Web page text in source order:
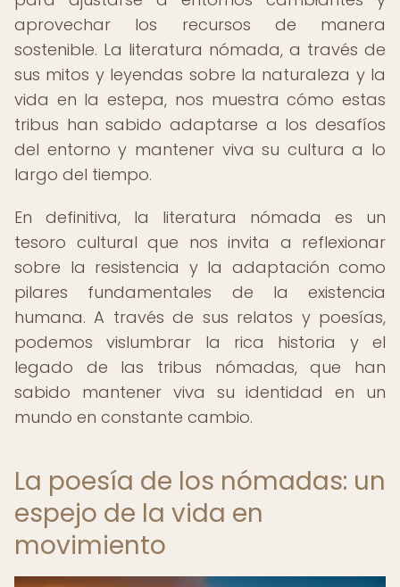
aprovechar los recursos de manera
sostenible. La literatura nómada, a través de
sus mitos y leyendas sobre la naturaleza y la
vida en la estepa, nos muestra cómo estas
tribus han sabido adaptarse a los desafíos
del entorno y mantener viva su cultura a lo
largo del tiempo.
En definitiva, la literatura nómada es un
tesoro cultural que nos invita a reflexionar
sobre la resistencia y la adaptación como
pilares fundamentales de la existencia
humana. A través de sus relatos y poesías,
podemos vislumbrar la rica historia y el
legado de las tribus nómadas, que han
sabido mantener viva su identidad en un
mundo en constante cambio.
La poesía de los nómadas: un
espejo de la vida en
movimiento